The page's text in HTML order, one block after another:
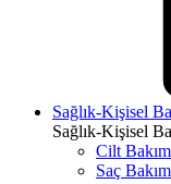
Sağlık-Kişisel
Sağlık-Kişisel
Cilt
Saç